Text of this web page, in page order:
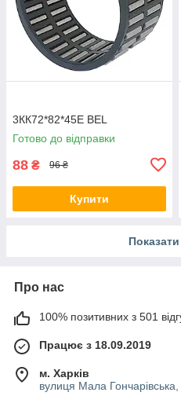
3КК72*82*45Е BEL
Готово до відправки
88 ₴ 96 ₴
Купити
Про нас
100% позитивних з 501
Працює з 18.09.2019
м. Харків
вулиця Мала Гончарівська,